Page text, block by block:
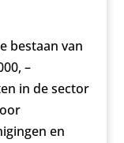
bestaan van
–
in de sector
en